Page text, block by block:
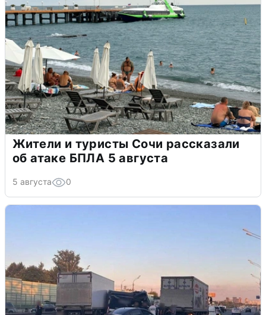
Жители и туристы Сочи рассказали
об атаке БПЛА 5 августа
5 августа 0